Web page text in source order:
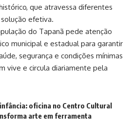
que atravessa diferentes
efetiva.
do Tapanã pede atenção
municipal e estadual para garantir
segurança e condições mínimas
vive e circula diariamente pela
oficina no Centro Cultural
arte em ferramenta